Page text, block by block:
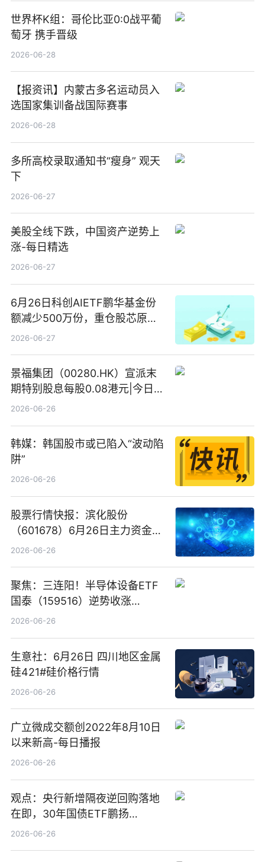
世界杯K组：哥伦比亚0:0战平葡
萄牙 携手晋级
2026-06-28
【报资讯】内蒙古多名运动员入
选国家集训备战国际赛事
2026-06-28
多所高校录取通知书“瘦身” 观天
下
2026-06-27
美股全线下跌，中国资产逆势上
涨-每日精选
2026-06-27
6月26日科创AIETF鹏华基金份
额减少500万份，重仓股芯原股
份、寒武纪、澜起科技 观速讯
2026-06-27
景福集团（00280.HK）宣派末
期特别股息每股0.08港元|今日快
看
2026-06-26
韩媒：韩国股市或已陷入“波动陷
阱”
2026-06-26
股票行情快报：滨化股份
（601678）6月26日主力资金净
卖出5964.34万元
2026-06-26
聚焦：三连阳！半导体设备ETF
国泰（159516）逆势收涨
3.5%，近10日累计净流入超65
2026-06-26
生意社：6月26日 四川地区金属
硅421#硅价格行情
2026-06-26
广立微成交额创2022年8月10日
以来新高-每日播报
2026-06-26
观点：央行新增隔夜逆回购落地
在即，30年国债ETF鹏扬
(511090) 盘中小幅上涨
2026-06-26